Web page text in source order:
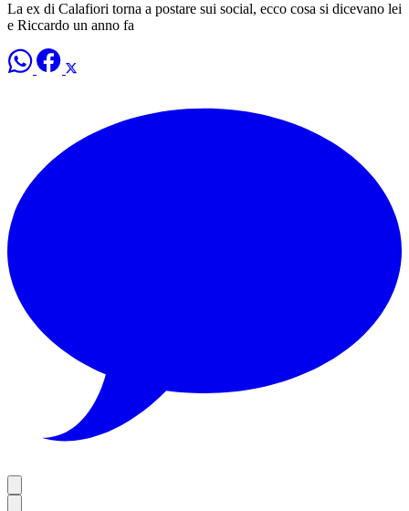
La ex di Calafiori torna a postare sui social, ecco cosa si dicevano lei
e Riccardo un anno fa